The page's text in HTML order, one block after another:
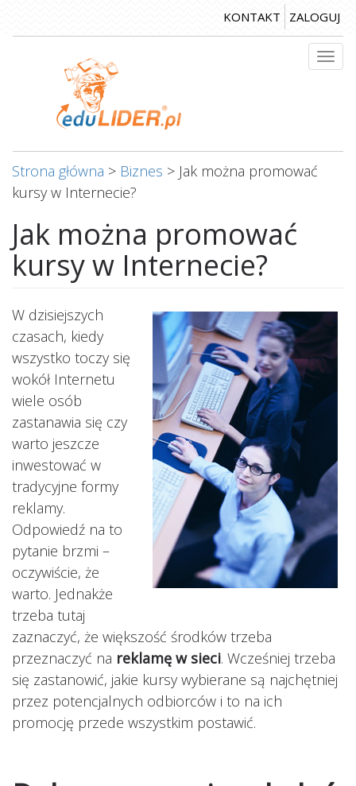
do
KONTAKT ZALOGUJ
Strona główna > Biznes > Jak można promować
kursy w Internecie?
Jak można promować
kursy w Internecie?
W dzisiejszych
czasach, kiedy
wszystko toczy się
wokół Internetu
wiele osób
zastanawia się czy
warto jeszcze
inwestować w
tradycyjne formy
reklamy.
Odpowiedź na to
pytanie brzmi –
oczywiście, że
warto. Jednakże
trzeba tutaj
zaznaczyć, że większość środków trzeba
przeznaczyć na reklamę w sieci. Wcześniej trzeba
się zastanowić, jakie kursy wybierane są najchętniej
przez potencjalnych odbiorców i to na ich
promocję przede wszystkim postawić.